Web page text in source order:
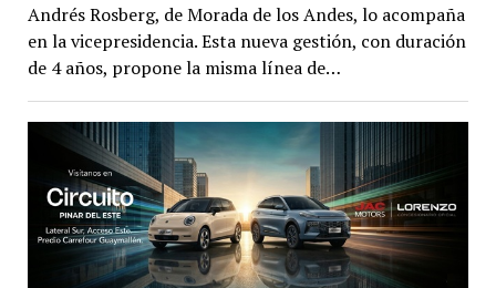
Andrés Rosberg, de Morada de los Andes, lo acompaña
en la vicepresidencia. Esta nueva gestión, con duración
de 4 años, propone la misma línea de…